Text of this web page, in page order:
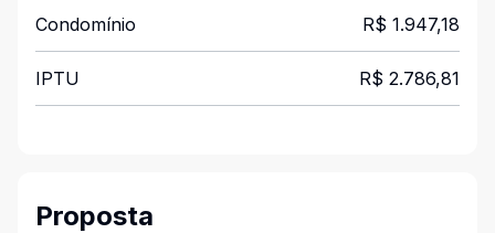
Condomínio R$ 1.947,18
IPTU R$ 2.786,81
Proposta